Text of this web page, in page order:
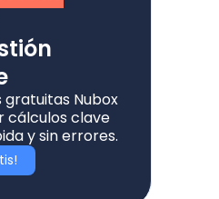
Nubox
cálculos clave
y sin errores.